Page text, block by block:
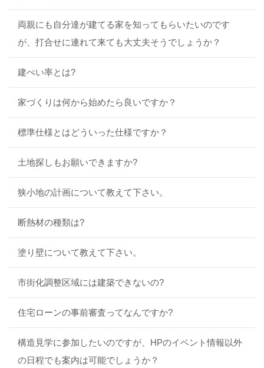
両親にも自分達が建てる家を知ってもらいたいのです
が、打合せに連れて来ても大丈夫そうでしょうか？
建ぺい率とは?
家づくりは何から始めたら良いですか？
標準仕様とはどういった仕様ですか？
土地探しもお願いできますか?
狭小地の計画について教えて下さい。
断熱材の種類は?
塗り壁について教えて下さい。
市街化調整区域には建築できないの?
住宅ローンの事前審査ってなんですか?
構造見学に参加したいのですが、HPのイベント情報以外
の日程でも案内は可能でしょうか？